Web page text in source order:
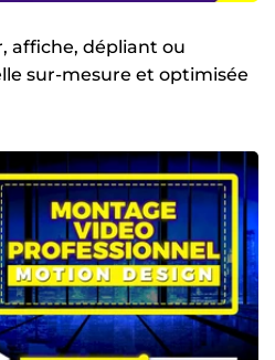
affiche, dépliant ou
sur-mesure et optimisée